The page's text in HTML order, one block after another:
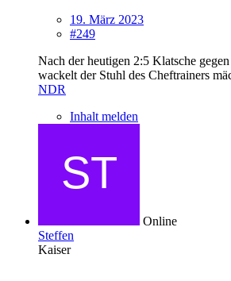
19. März 2023
#249
Nach der heutigen 2:5 Klatsche
wackelt der Stuhl des Cheftrainers
NDR
Inhalt melden
Online
Steffen
Kaiser